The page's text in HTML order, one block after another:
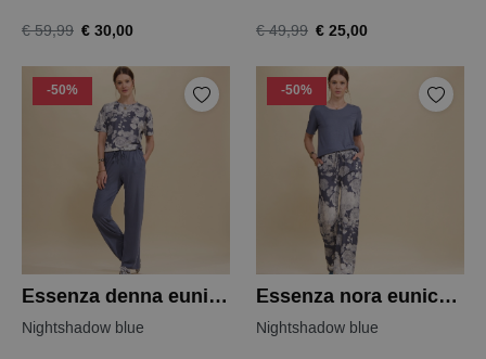
€ 59,99 € 30,00 € 49,99 € 25,00
-50%
Essenza denna eunice top
Nightshadow blue
-50%
Essenza nora eunice broek
Nightshadow blue